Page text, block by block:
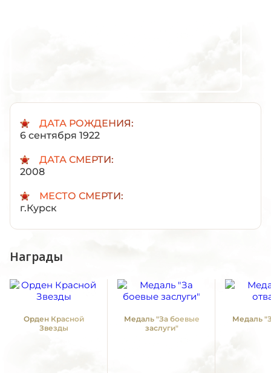
ДАТА РОЖДЕНИЯ:
6 сентября 1922
ДАТА СМЕРТИ:
2008
МЕСТО СМЕРТИ:
г.Курск
Награды
Орден Красной
Звезды
Медаль "За боевые
заслуги"
Медаль